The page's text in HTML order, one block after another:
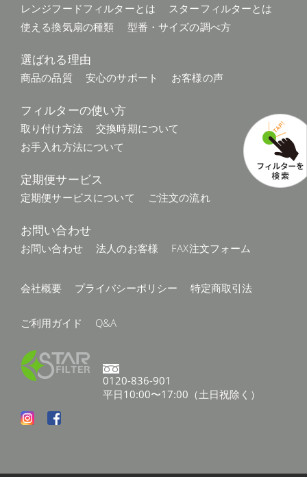
レンジフードフィルターとは
スターフィルターとは
使える換気扇の種類
型番・サイズの調べ方
選ばれる理由
商品の品質 安心のサポート お客様の声
フィルターの使い方
取り付け方法
交換時期について
お手入れ方法について
定期便サービス
定期便サービスについて ご注文の流れ
お問い合わせ
お問い合わせ 法人のお客様 FAX注文フォーム
会社概要 プライバシーポリシー 特定商取引法
ご利用ガイド Q&A
0120-836-901
平日10:00〜17:00（土日祝除く）